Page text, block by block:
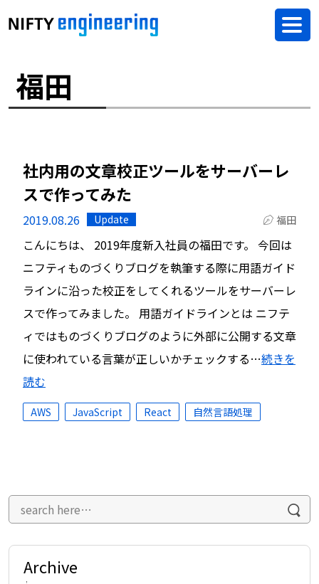
福田
社内用の文章校正ツールをサーバーレ
スで作ってみた
2019.08.26 Update 福田
こんにちは、 2019年度新入社員の福田です。 今回は
ニフティものづくりブログを執筆する際に用語ガイド
ラインに沿った校正をしてくれるツールをサーバーレ
スで作ってみました。 用語ガイドラインとは ニフテ
ィではものづくりブログのように外部に公開する文章
に使われている言葉が正しいかチェックする…続きを
読む
AWS JavaScript React 自然言語処理
Archive